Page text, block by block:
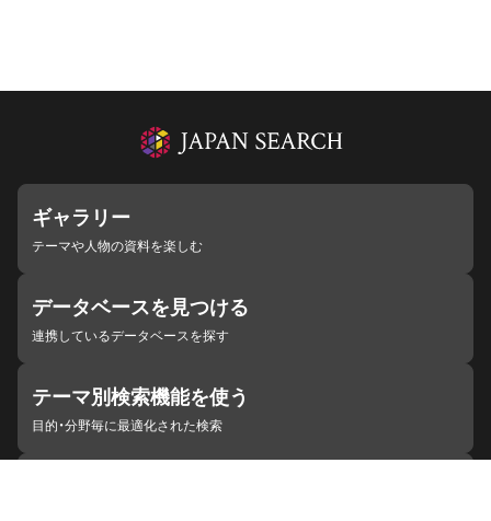
ギャラリー
テーマや人物の資料を楽しむ
データベースを見つける
連携しているデータベースを探す
テーマ別検索機能を使う
目的・分野毎に最適化された検索